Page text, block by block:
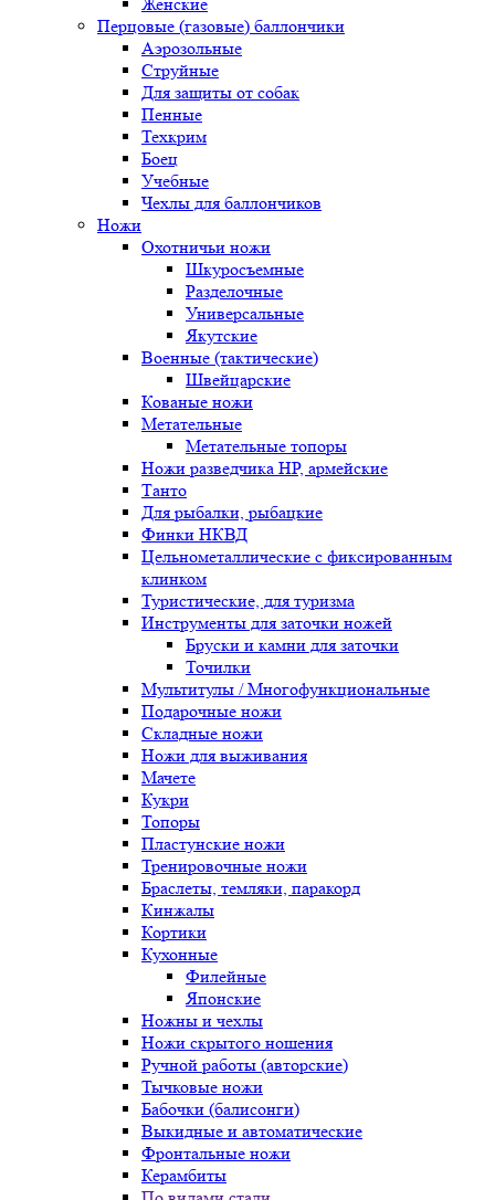
Перцовые (газовые) баллончики
Аэрозольные
Струйные
Для защиты от собак
Пенные
Техкрим
Боец
Учебные
Чехлы для баллончиков
Ножи
Охотничьи ножи
Шкуросъемные
Разделочные
Универсальные
Якутские
Военные (тактические)
Швейцарские
Кованые ножи
Метательные
Метательные топоры
Ножи разведчика НР, армейские
Танто
Для рыбалки, рыбацкие
Финки НКВД
Цельнометаллические с фиксированным
клинком
Туристические, для туризма
Инструменты для заточки ножей
Бруски и камни для заточки
Точилки
Мультитулы / Многофункциональные
Подарочные ножи
Складные ножи
Ножи для выживания
Мачете
Кукри
Топоры
Пластунские ножи
Тренировочные ножи
Браслеты, темляки, паракорд
Кинжалы
Кортики
Кухонные
Филейные
Японские
Ножны и чехлы
Ножи скрытого ношения
Ручной работы (авторские)
Тычковые ножи
Бабочки (балисонги)
Выкидные и автоматические
Фронтальные ножи
Керамбиты